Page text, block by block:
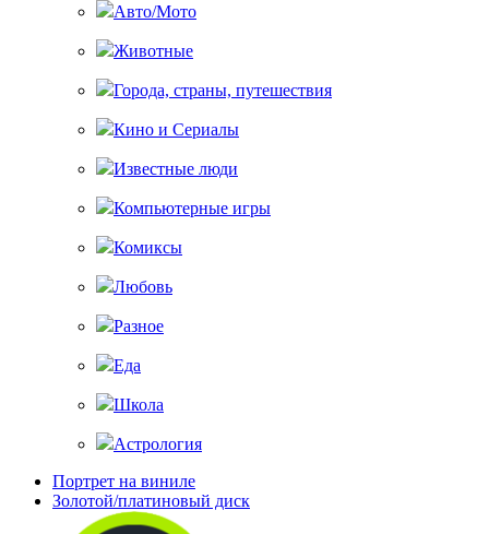
Авто/Мото
Животные
Города, страны, путешествия
Кино и Сериалы
Известные люди
Компьютерные игры
Комиксы
Любовь
Разное
Еда
Школа
Астрология
Портрет на виниле
Золотой/платиновый диск